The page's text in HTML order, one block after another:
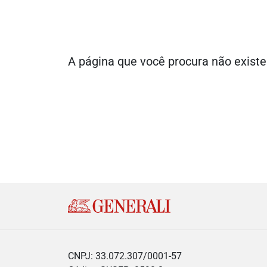
A página que você procura não
CNPJ: 33.072.307/0001-57